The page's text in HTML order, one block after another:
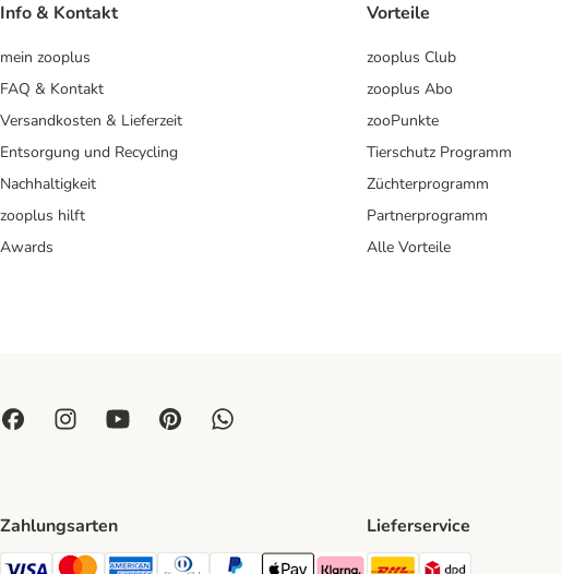
Info & Kontakt
mein zooplus
FAQ & Kontakt
Versandkosten & Lieferzeit
Entsorgung und Recycling
Nachhaltigkeit
zooplus hilft
Awards
Vorteile
zooplus Club
zooplus Abo
zooPunkte
Tierschutz Programm
Züchterprogramm
Partnerprogramm
Alle Vorteile
Zahlungsarten Lieferservice
DHL Shipping Method